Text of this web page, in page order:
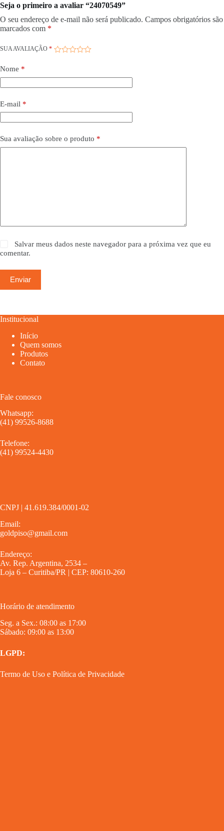
Seja o primeiro a avaliar “24070549”
O seu endereço de e-mail não será publicado. Campos obrigatórios são
marcados com *
SUA AVALIAÇÃO *
Nome *
E-mail *
Sua avaliação sobre o produto *
Salvar meus dados neste navegador para a próxima vez que eu
comentar.
Enviar
Institucional
Início
Quem somos
Produtos
Contato
Fale conosco
Whatsapp:
(41) 99526-8688
Telefone:
(41) 99524-4430
CNPJ | 41.619.384/0001-02
Email:
goldpiso@gmail.com
Endereço:
Av. Rep. Argentina, 2534 –
Loja 6 – Curitiba/PR | CEP: 80610-260
Horário de atendimento
Seg. a Sex.: 08:00 as 17:00
Sábado: 09:00 as 13:00
LGPD:
Termo de Uso e Política de Privacidade